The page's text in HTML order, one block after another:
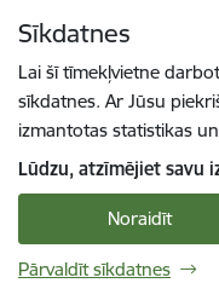
Sīkdatnes
Lai šī tīmekļvietne
sīkdatnes. Ar Jūsu
izmantotas statistikas
Lūdzu, atzīmējiet savu
Noraidīt
Pārvaldīt sīkdatnes